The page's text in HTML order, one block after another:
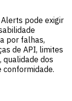
pode exigir
por falhas,
de API, limites
qualidade dos
conformidade.